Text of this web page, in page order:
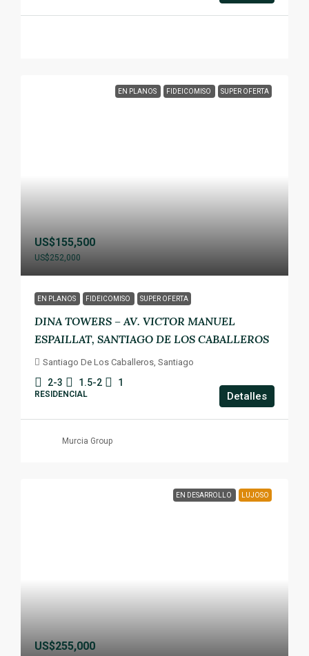
EN PLANOS FIDEICOMISO SUPER OFERTA
US$155,500
US$252,000
EN PLANOS FIDEICOMISO SUPER OFERTA
DINA TOWERS – AV. VICTOR MANUEL
ESPAILLAT, SANTIAGO DE LOS CABALLEROS
Santiago De Los Caballeros, Santiago
2-3 1.5-2 1
RESIDENCIAL Detalles
Murcia Group
EN DESARROLLO LUJOSO
US$255,000